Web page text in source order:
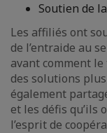
Soutien de
Les affiliés ont
de l’entraide au
avant comment
des solutions
également
et les défis qu’ils
l’esprit de